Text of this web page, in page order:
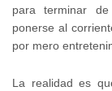
para terminar de
ponerse al
por mero
La realidad es